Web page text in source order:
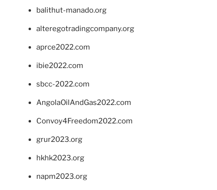
balithut-manado.org
alteregotradingcompany.org
aprce2022.com
ibie2022.com
sbcc-2022.com
AngolaOilAndGas2022.com
Convoy4Freedom2022.com
grur2023.org
hkhk2023.org
napm2023.org